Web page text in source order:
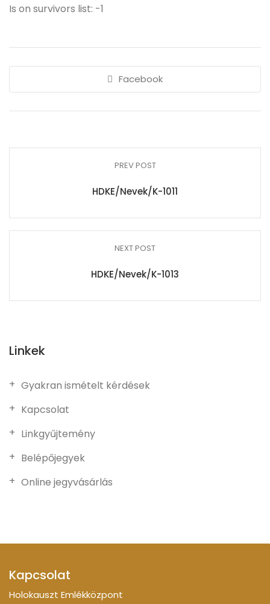
Is on survivors list: -1
Facebook
PREV POST
HDKE/Nevek/K-1011
NEXT POST
HDKE/Nevek/K-1013
Linkek
Gyakran ismételt kérdések
Kapcsolat
Linkgyűjtemény
Belépőjegyek
Online jegyvásárlás
Kapcsolat
Holokauszt Emlékközpont